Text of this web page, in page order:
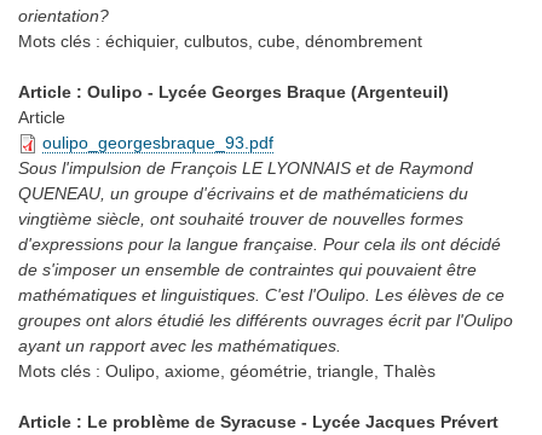
orientation?
Mots clés : échiquier, culbutos, cube, dénombrement
Article : Oulipo - Lycée Georges Braque (Argenteuil)
Article
oulipo_georgesbraque_93.pdf
Sous l'impulsion de François LE LYONNAIS et de Raymond
QUENEAU, un groupe d'écrivains et de mathématiciens du
vingtième siècle, ont souhaité trouver de nouvelles formes
d'expressions pour la langue française. Pour cela ils ont décidé
de s'imposer un ensemble de contraintes qui pouvaient être
mathématiques et linguistiques. C'est l'Oulipo. Les élèves de ce
groupes ont alors étudié les différents ouvrages écrit par l'Oulipo
ayant un rapport avec les mathématiques.
Mots clés : Oulipo, axiome, géométrie, triangle, Thalès
Article : Le problème de Syracuse - Lycée Jacques Prévert